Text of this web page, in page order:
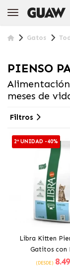
Gatos
PIENSO
meses de
Filtros
2ª UNIDAD -40%
Libra Kitten
Gatitos con
(DESDE) 8